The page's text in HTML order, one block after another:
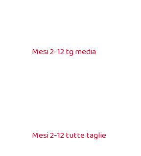
Mesi 2-12 tg media
Mesi 2-12 tutte taglie